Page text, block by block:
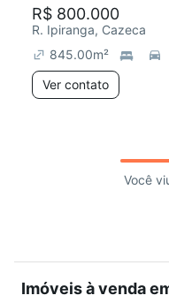
R$ 800.000
R. Ipiranga, Cazeca
845.00m²
Ver contato
Você
Imóveis à venda